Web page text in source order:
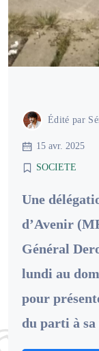
Édité par
15 avr. 2025
SOCIETE
Une
d’Avenir
Général
lundi au
pour
du parti à